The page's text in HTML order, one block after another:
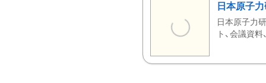
日本原子
日本原子力
ト、会議資